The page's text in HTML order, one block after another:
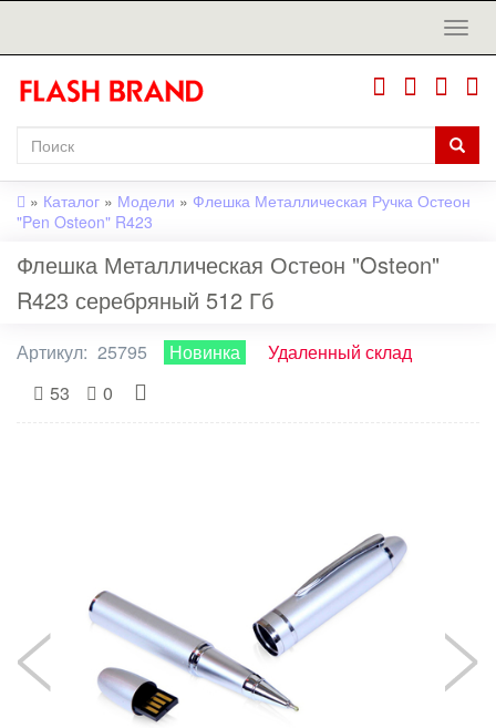
» Каталог » Модели » Флешка Металлическая Ручка Остеон
"Pen Osteon" R423
Флешка Металлическая Остеон "Osteon"
R423 серебряный 512 Гб
Артикул: 25795 Новинка
Удаленный склад
53
0